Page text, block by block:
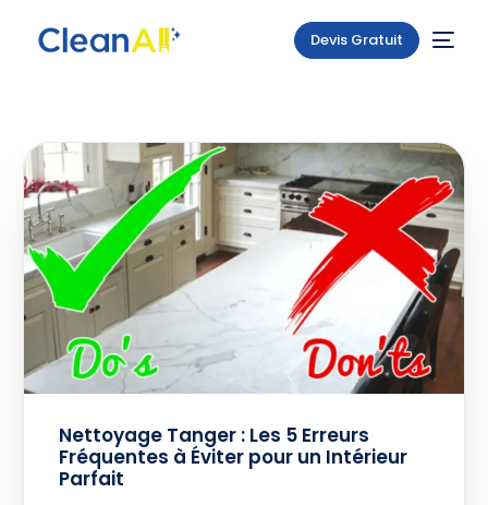
Devis Gratuit
Nettoyage Tanger : Les 5 Erreurs
Fréquentes à Éviter pour un Intérieur
Parfait